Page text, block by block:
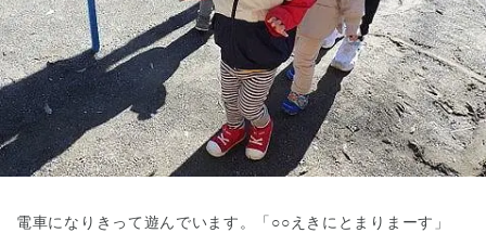
から探す
東京都
東京都 全域
電車になりきって遊んでいます。「○○えきにとまりまーす」